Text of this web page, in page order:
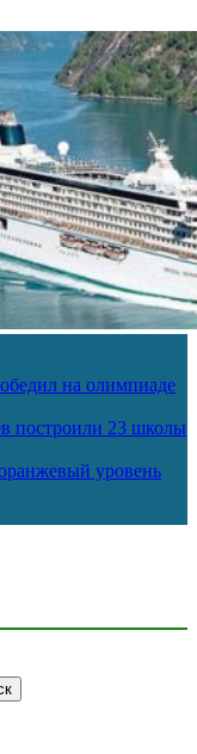
на олимпиаде
построили 23 школы
уровень